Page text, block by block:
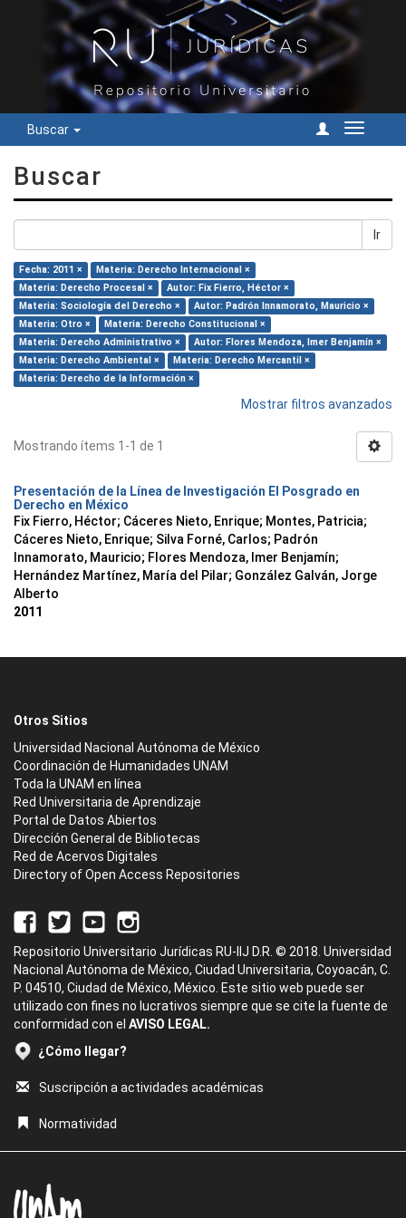
Buscar
Cambiar
Buscar
Ir
Fecha: 2011 ×
Materia: Derecho Internacional ×
Materia: Derecho Procesal ×
Autor: Fix Fierro, Héctor ×
Materia: Sociología del Derecho ×
Autor: Padrón Innamorato, Mauricio ×
Materia: Otro ×
Materia: Derecho Constitucional ×
Materia: Derecho Administrativo ×
Autor: Flores Mendoza, Imer Benjamín ×
Materia: Derecho Ambiental ×
Materia: Derecho Mercantil ×
Materia: Derecho de la Información ×
Mostrar filtros avanzados
Mostrando ítems 1-1 de 1
Presentación de la Línea de Investigación El Posgrado en
Derecho en México
Fix Fierro, Héctor; Cáceres Nieto, Enrique; Montes, Patricia;
Cáceres Nieto, Enrique; Silva Forné, Carlos; Padrón
Innamorato, Mauricio; Flores Mendoza, Imer Benjamín;
Hernández Martínez, María del Pilar; González Galván, Jorge
Alberto
2011
Otros Sitios
Universidad Nacional Autónoma de México
Coordinación de Humanidades UNAM
Toda la UNAM en línea
Red Universitaria de Aprendizaje
Portal de Datos Abiertos
Dirección General de Bibliotecas
Red de Acervos Digitales
Directory of Open Access Repositories
Repositorio Universitario Jurídicas RU-IIJ D.R. © 2018. Universidad
Nacional Autónoma de México, Ciudad Universitaria, Coyoacán, C.
P. 04510, Ciudad de México, México. Este sitio web puede ser
utilizado con fines no lucrativos siempre que se cite la fuente de
conformidad con el AVISO LEGAL.
¿Cómo llegar?
Suscripción a actividades académicas
Normatividad